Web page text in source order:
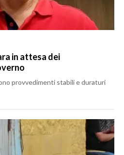
in attesa dei
provvedimenti stabili e duraturi